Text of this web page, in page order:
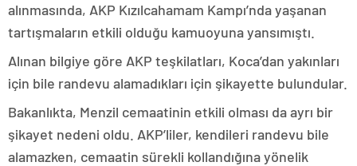
alınmasında, AKP Kızılcahamam Kampı’nda yaşanan
tartışmaların etkili olduğu kamuoyuna yansımıştı.
Alınan bilgiye göre AKP teşkilatları, Koca’dan yakınları
için bile randevu alamadıkları için şikayette bulundular.
Bakanlıkta, Menzil cemaatinin etkili olması da ayrı bir
şikayet nedeni oldu. AKP’liler, kendileri randevu bile
alamazken, cemaatin sürekli kollandığına yönelik